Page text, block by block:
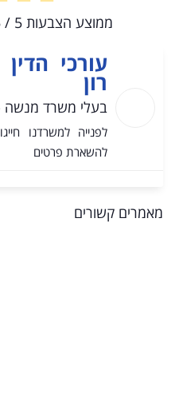
ממוצע הצבעות 5 / 5. כמות הצבעות
עורכי
רון
בעלי משרד מנשה -
לפנייה למשרדנו
להשארת פרטים
מאמרים קשורים